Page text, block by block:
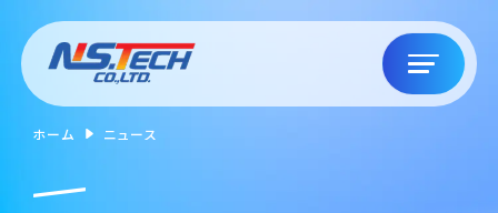
ホーム ニュース